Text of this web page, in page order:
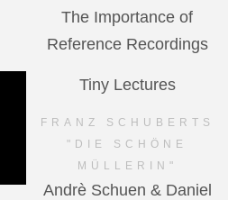
The Importance of
Reference Recordings
Tiny Lectures
FRANZ SCHUBERTS
"DIE SCHÖNE
MÜLLERIN"
Andrè Schuen & Daniel